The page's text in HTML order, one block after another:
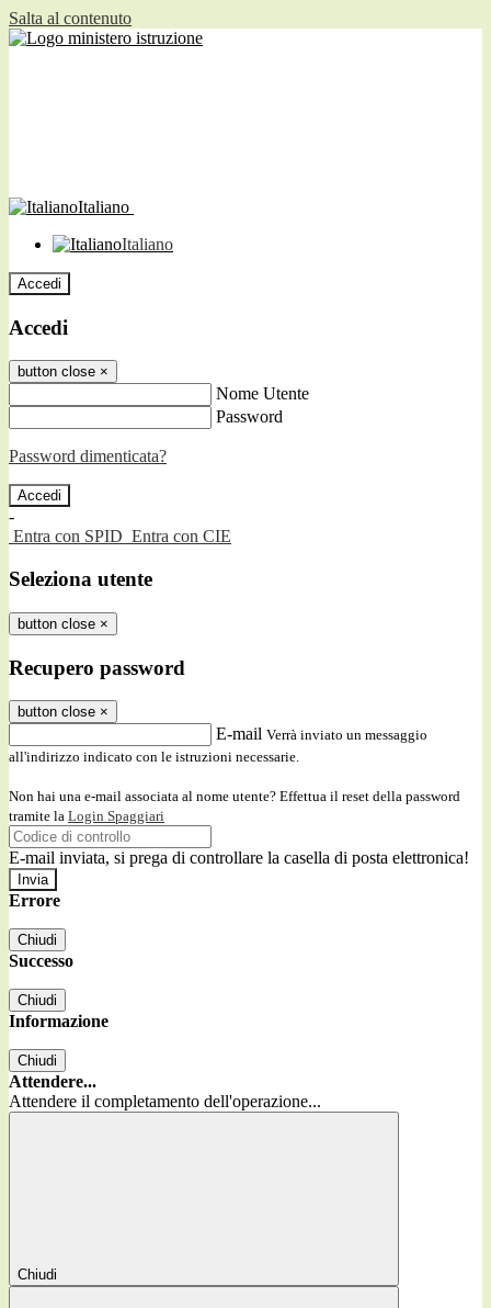
Salta al contenuto
Italiano
Italiano
Accedi
Accedi
button close ×
Nome Utente
Password
Password dimenticata?
-
Entra con SPID Entra con CIE
Seleziona utente
button close ×
Recupero password
button close ×
E-mail Verrà inviato un messaggio
all'indirizzo indicato con le istruzioni necessarie.
Non hai una e-mail associata al nome utente? Effettua il reset della password
tramite la Login Spaggiari
E-mail inviata, si prega di controllare la casella di posta elettronica!
Errore
Chiudi
Successo
Chiudi
Informazione
Chiudi
Attendere...
Attendere il completamento dell'operazione...
Chiudi